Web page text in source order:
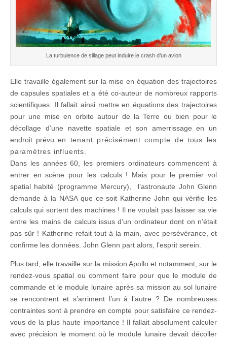
La turbulence de sillage peut induire le crash d’un avion
Elle travaille également sur la mise en équation des trajectoires
de capsules spatiales et a été co-auteur de nombreux rapports
scientifiques. Il fallait ainsi mettre en équations des trajectoires
pour une mise en orbite autour de la Terre ou bien pour le
décollage d’une navette spatiale et son amerrissage en un
endroit prévu en tenant précisément compte de tous les
paramètres influents.
Dans les années 60, les premiers ordinateurs commencent à
entrer en scène pour les calculs ! Mais pour le premier vol
spatial habité (programme Mercury), l’astronaute John Glenn
demande à la NASA que ce soit Katherine John qui vérifie les
calculs qui sortent des machines ! Il ne voulait pas laisser sa vie
entre les mains de calculs issus d’un ordinateur dont on n’était
pas sûr ! Katherine refait tout à la main, avec persévérance, et
confirme les données. John Glenn part alors, l’esprit serein.
Plus tard, elle travaille sur la mission Apollo et notamment, sur le
rendez-vous spatial ou comment faire pour que le module de
commande et le module lunaire après sa mission au sol lunaire
se rencontrent et s’arriment l’un à l’autre ? De nombreuses
contraintes sont à prendre en compte pour satisfaire ce rendez-
vous de la plus haute importance ! Il fallait absolument calculer
avec précision le moment où le module lunaire devait décoller